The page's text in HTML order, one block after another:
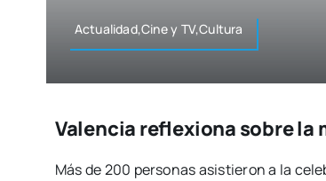
Actualidad,Cine y TV,Cultura
Valencia reflexiona sobre la
Más de 200 per­so­nas asis­tie­ron a la